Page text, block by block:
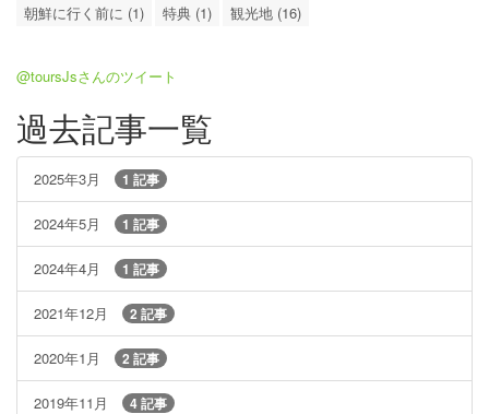
朝鮮に行く前に (1)
特典 (1) 観光地 (16)
@toursJsさんのツイート
過去記事一覧
2025年3月 1 記事
2024年5月 1 記事
2024年4月 1 記事
2021年12月 2 記事
2020年1月 2 記事
2019年11月 4 記事